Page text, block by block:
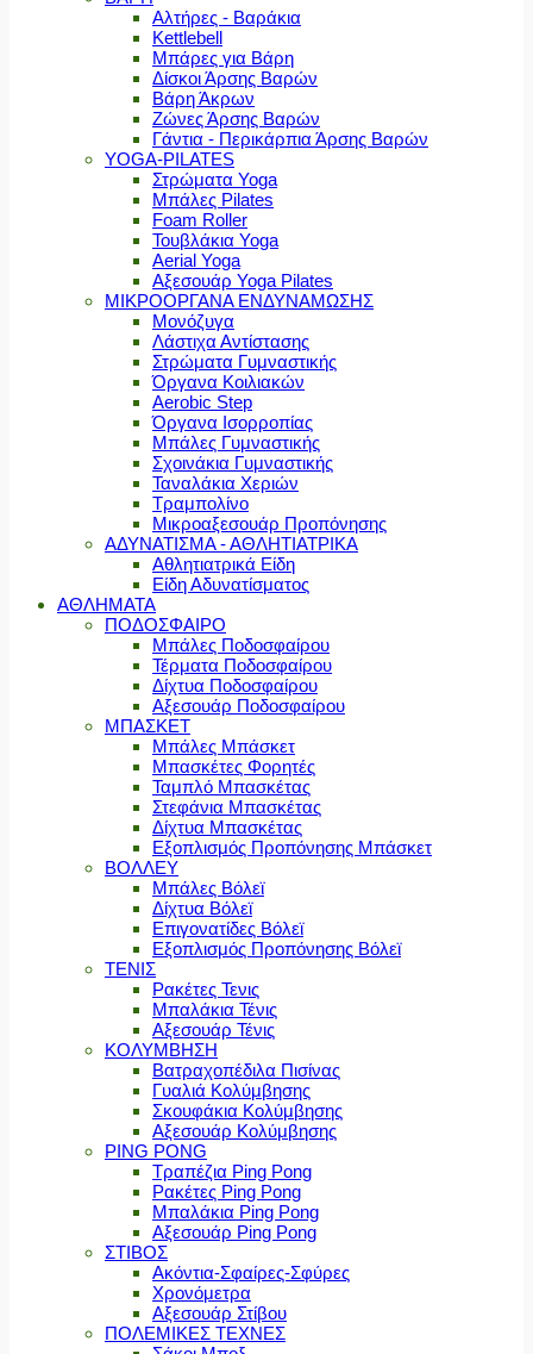
Αλτήρες - Βαράκια
Kettlebell
Μπάρες για Βάρη
Δίσκοι Άρσης Βαρών
Βάρη Άκρων
Ζώνες Άρσης Βαρών
Γάντια - Περικάρπια Άρσης Βαρών
YOGA-PILATES
Στρώματα Yoga
Μπάλες Pilates
Foam Roller
Τουβλάκια Yoga
Aerial Yoga
Αξεσουάρ Yoga Pilates
ΜΙΚΡΟΟΡΓΑΝΑ ΕΝΔΥΝΑΜΩΣΗΣ
Μονόζυγα
Λάστιχα Αντίστασης
Στρώματα Γυμναστικής
Όργανα Κοιλιακών
Aerobic Step
Όργανα Ισορροπίας
Μπάλες Γυμναστικής
Σχοινάκια Γυμναστικής
Ταναλάκια Χεριών
Τραμπολίνο
Μικροαξεσουάρ Προπόνησης
ΑΔΥΝΑΤΙΣΜΑ - ΑΘΛΗΤΙΑΤΡΙΚΑ
Αθλητιατρικά Είδη
Είδη Αδυνατίσματος
ΑΘΛΗΜΑΤΑ
ΠΟΔΟΣΦΑΙΡΟ
Μπάλες Ποδοσφαίρου
Τέρματα Ποδοσφαίρου
Δίχτυα Ποδοσφαίρου
Αξεσουάρ Ποδοσφαίρου
ΜΠΑΣΚΕΤ
Μπάλες Μπάσκετ
Μπασκέτες Φορητές
Ταμπλό Μπασκέτας
Στεφάνια Μπασκέτας
Δίχτυα Μπασκέτας
Εξοπλισμός Προπόνησης Μπάσκετ
ΒΟΛΛΕΥ
Μπάλες Βόλεϊ
Δίχτυα Βόλεϊ
Επιγονατίδες Βόλεϊ
Εξοπλισμός Προπόνησης Βόλεϊ
ΤΕΝΙΣ
Ρακέτες Τενις
Μπαλάκια Τένις
Αξεσουάρ Τένις
ΚΟΛΥΜΒΗΣΗ
Βατραχοπέδιλα Πισίνας
Γυαλιά Κολύμβησης
Σκουφάκια Κολύμβησης
Αξεσουάρ Κολύμβησης
PING PONG
Τραπέζια Ping Pong
Ρακέτες Ping Pong
Μπαλάκια Ping Pong
Αξεσουάρ Ping Pong
ΣΤΙΒΟΣ
Ακόντια-Σφαίρες-Σφύρες
Χρονόμετρα
Αξεσουάρ Στίβου
ΠΟΛΕΜΙΚΕΣ ΤΕΧΝΕΣ